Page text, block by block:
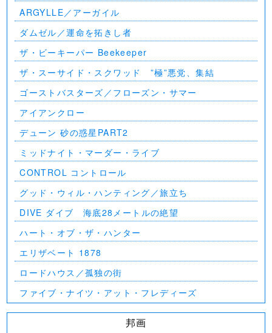
ARGYLLE／アーガイル
ダムゼル／運命を拓きし者
ザ・ビーキーパー Beekeeper
ザ・スーサイド・スクワッド ”極”悪党、集結
ゴーストバスターズ／フローズン・サマー
アイアンクロー
デューン 砂の惑星PART2
ミッドナイト・マーダー・ライブ
CONTROL コントロール
グッド・ウィル・ハンティング／旅立ち
DIVE ダイブ 海底28メートルの絶望
ハート・オブ・ザ・ハンター
エリザベート 1878
ロードハウス／孤独の街
ファイブ・ナイツ・アット・フレディーズ
邦画